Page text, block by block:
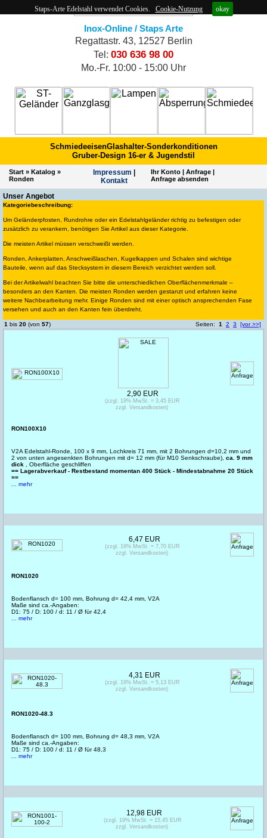
Staps-Arte Edelstahl verwendet Cookies. Cookie-Nutzung okay
Inox-Online / Staps Arte
Regattastr. 43, 12527 Berlin
Tel: 030 636 98 00
Mo.-Fr. 10:00 - 15:00 Uhr
SchmiedeeisenGlashalter-Sonderkonditionen
Gruber-Design 16-er & Jugendstil
Start » Katalog »
Ronden
Impres­sum
Kontakt
Ihr Konto |Anfrage |
Anfrage absenden
Unser Angebot
Kategoriebeschreibung:
Um Geländerpfosten, Rundrohre oder ein Edelstahlgeländer richtig zu befestigen oder
zusätzlich zu verankern, benötigen Sie Artikel aus dieser Kategorie.
Die meisten Artikel müssen verschweißt werden.
Ronden, Ankerplatten, Anschweißlaschen, Kugelkappen und Schalen sind wichtige
Bauteile, wenn auf das Stecksystem in diesem Bereich verzichtet werden soll.
Bei der Artikelwahl beachten Sie bitte die unterschiedlichen Oberflächenmerkmale –
besonders an den Kanten. Die meisten Ronden werden gestanzt und erfahren keine
weitere Nachbearbeitung mehr. Einige Ronden sind mit einer optisch ansprechenden Fase
versehen und auch an den Kanten fein überdreht.
1 bis 20 (von 57) Seiten: 1 2 3 [vor >>]
RON100X10
V2A Edelstahl-Ronde, 100 x 9 mm, Lochkreis 71 mm, mit 2 Bohrungen d=10,2 mm und
2 von unten angesenkten Bohrungen mit d= 12 mm (für M10 Senkschraube), ca. 9 mm
dick
, Oberfläche geschliffen
== Lagerabverkauf - Restbestand momentan 400 Stück - Mindestabnahme 20 Stück
==
... mehr
2,90 EUR
(zzgl. 19% MwSt. = 3,45 EUR
zzgl. Versandkosten)
RON1020
Bodenflansch d= 100 mm, Bohrung d= 42,4 mm, V2A
Maße sind ca.-Angaben:
D1: 75 / D: 100 / d: 11 / Ø für 42,4
... mehr
6,47 EUR
(zzgl. 19% MwSt. = 7,70 EUR
zzgl. Versandkosten)
RON1020-48.3
Bodenflansch d= 100 mm, Bohrung d= 48,3 mm, V2A
Maße sind ca.-Angaben:
D1: 75 / D: 100 / d: 11 / Ø für 48,3
... mehr
4,31 EUR
(zzgl. 19% MwSt. = 5,13 EUR
zzgl. Versandkosten)
12,98 EUR
(zzgl. 19% MwSt. = 15,45 EUR
zzgl. Versandkosten)